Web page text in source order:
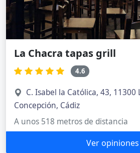
La Chacra tapas grill
4.6
C. Isabel la Católica, 43, 11300
Concepción, Cádiz
A unos 518 metros de distancia
Ver opiniones